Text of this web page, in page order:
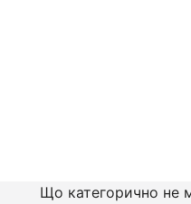
Що категорично не